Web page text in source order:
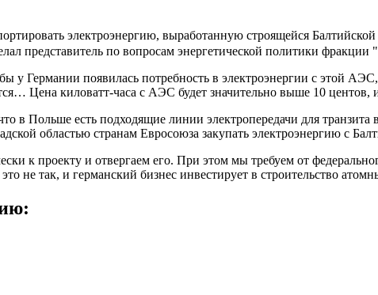
электроэнергию, выработанную строящейся
представитель по вопросам энергетической политики
у Германии появилась потребность в электроэнергии с этой
Цена киловатт-часа с АЭС будет значительно выше 10 центов,
в Польше есть подходящие линии электропередачи для
областью странам Евросоюза закупать электроэнергию с
к проекту и отвергаем его. При этом мы требуем от
не так, и германский бизнес инвестирует в строительство